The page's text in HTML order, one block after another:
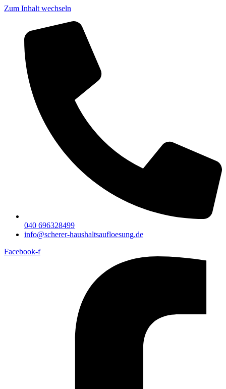
Zum Inhalt wechseln
040 696328499
info@scherer-haushaltsaufloesung.de
Facebook-f